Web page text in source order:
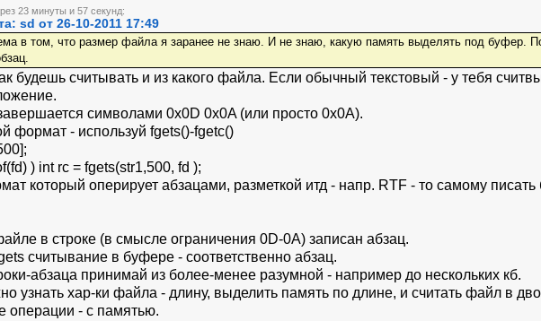
23 минуты и 57 секунд:
sd от 26-10-2011 17:49
в том, что размер файла я заранее не знаю. И не знаю, какую память выделять под буфер.
будешь считывать и из какого файла. Если обычный текстовый - у тебя
символами 0x0D 0x0A (или просто 0x0A).
формат - используй fgets()-fgetc()
) int rc = fgets(str1,500, fd );
который оперирует абзацами, разметкой итд - напр. RTF - то самому
в строке (в смысле ограничения 0D-0A) записан абзац.
считывание в буфере - соответственно абзац.
абзаца принимай из более-менее разумной - например до нескольких кб.
узнать хар-ки файла - длину, выделить память по длине, и считать файл в
операции - с памятью.